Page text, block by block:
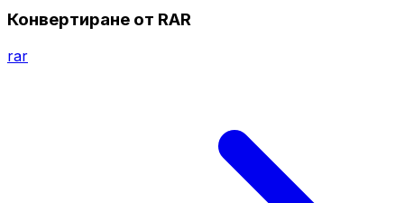
Конвертиране от RAR
rar